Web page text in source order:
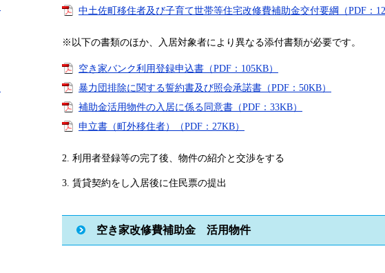
中土佐町移住者及び子育て世帯等住宅改修費補助金交付要綱（PDF：
※以下の書類のほか、入居対象者により異なる添付書類が必要です。
空き家バンク利用登録申込書（PDF：105KB）
暴力団排除に関する誓約書及び照会承諾書（PDF：50KB）
補助金活用物件の入居に係る同意書（PDF：33KB）
申立書（町外移住者）（PDF：27KB）
2. 利用者登録等の完了後、物件の紹介と交渉をする
3. 賃貸契約をし入居後に住民票の提出
空き家改修費補助金 活用物件